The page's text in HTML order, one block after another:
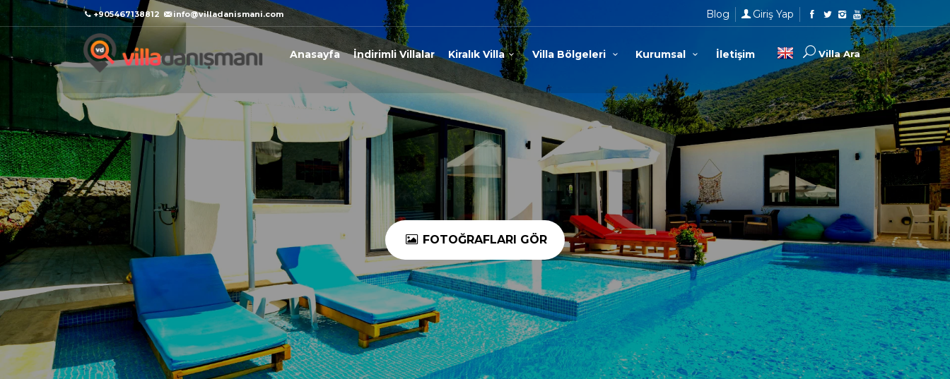
+905467138812 info@villadanismani.com Blog Giriş Yap
Anasayfa İndirimli Villalar Kiralık Villa Villa Bölgeleri Kurumsal İletişim Villa Ara
FOTOĞRAFLARI GÖR